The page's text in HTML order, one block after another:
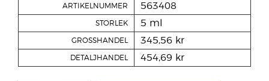
ARTIKELNUMMER 563408
STORLEK 5 ml
GROSSHANDEL 345,56 kr
DETALJHANDEL 454,69 kr